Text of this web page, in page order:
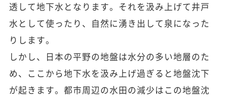
透して地下水となります。それを汲み上げて井戸
水として使ったり、自然に湧き出して泉になった
りします。
しかし、日本の平野の地盤は水分の多い地層のた
め、ここから地下水を汲み上げ過ぎると地盤沈下
が起きます。都市周辺の水田の減少はこの地盤沈